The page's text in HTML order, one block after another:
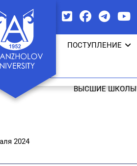
ПОСТУПЛЕНИЕ
ВЫСШИЕ ШКОЛЫ
2024